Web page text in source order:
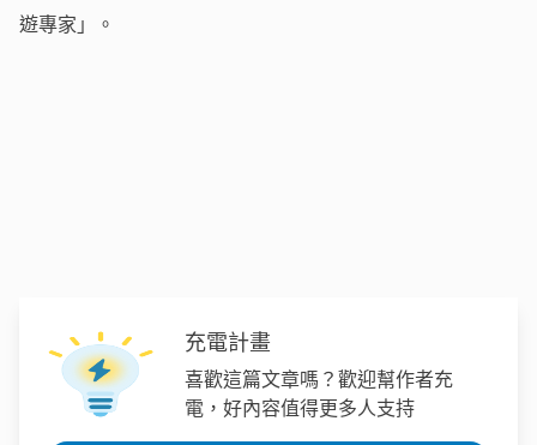
遊專家」。
充電計畫
喜歡這篇文章嗎？歡迎幫作者充
電，好內容值得更多人支持